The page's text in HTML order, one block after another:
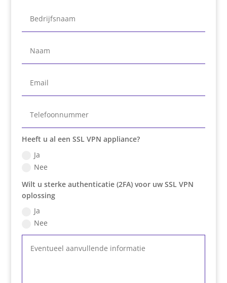
Heeft u al een SSL VPN appliance?
Ja
Nee
Wilt u sterke authenticatie (2FA) voor uw SSL VPN
oplossing
Ja
Nee